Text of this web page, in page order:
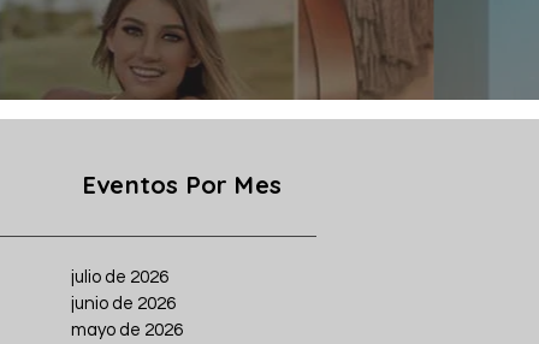
Eventos Por Mes
julio de 2026
junio de 2026
mayo de 2026